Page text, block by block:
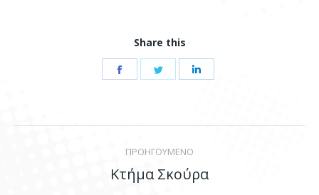
Share this
Share
Share
navigation
ΠΡΟΗΓΟΥΜΕΝΟ
Previous
Κτήμα Σκούρα